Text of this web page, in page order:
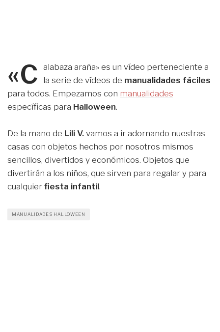
«C
alabaza araña» es un vídeo perteneciente a
la serie de vídeos de manualidades fáciles
para todos. Empezamos con manualidades
específicas para Halloween.
De la mano de Lili V. vamos a ir adornando nuestras
casas con objetos hechos por nosotros mismos
sencillos, divertidos y económicos. Objetos que
divertirán a los niños, que sirven para regalar y para
cualquier fiesta infantil.
MANUALIDADES HALLOWEEN